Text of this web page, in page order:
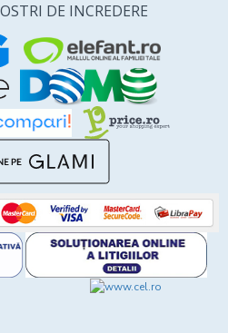
DE INCREDERE